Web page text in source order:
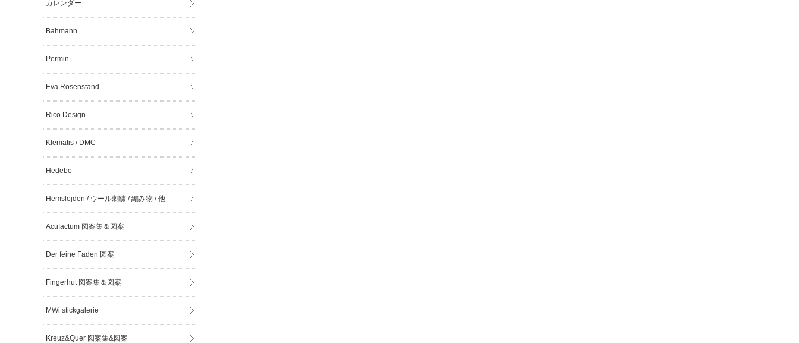
カレンダー
Bahmann
Permin
Eva Rosenstand
Rico Design
Klematis / DMC
Hedebo
Hemslojden / ウール刺繍 / 編み物 / 他
Acufactum 図案集＆図案
Der feine Faden 図案
Fingerhut 図案集＆図案
MWi stickgalerie
Kreuz&Quer 図案集&図案